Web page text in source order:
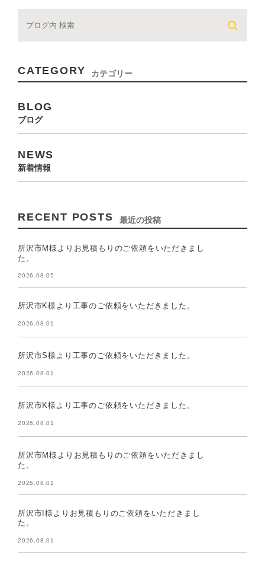
CATEGORY カテゴリー
BLOG
ブログ
NEWS
新着情報
RECENT POSTS 最近の投稿
所沢市M様よりお見積もりのご依頼をいただきまし
た。
2026.08.05
所沢市K様より工事のご依頼をいただきました。
2026.08.01
所沢市S様より工事のご依頼をいただきました。
2026.08.01
所沢市K様より工事のご依頼をいただきました。
2026.08.01
所沢市M様よりお見積もりのご依頼をいただきまし
た。
2026.08.01
所沢市I様よりお見積もりのご依頼をいただきまし
た。
2026.08.01